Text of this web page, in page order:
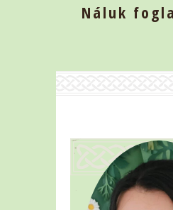
Náluk